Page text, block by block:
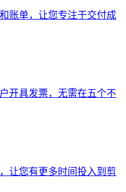
账单，让您专注于交付成
开具发票，无需在五个不
让您有更多时间投入到剪